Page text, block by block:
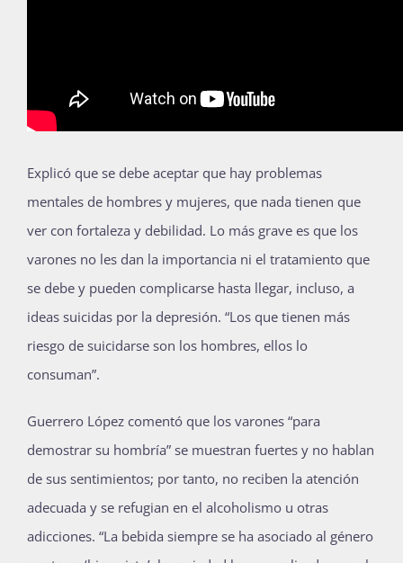
Explicó que se debe aceptar que hay problemas
mentales de hombres y mujeres, que nada tienen que
ver con fortaleza y debilidad. Lo más grave es que los
varones no les dan la importancia ni el tratamiento que
se debe y pueden complicarse hasta llegar, incluso, a
ideas suicidas por la depresión. “Los que tienen más
riesgo de suicidarse son los hombres, ellos lo
consuman”.
Guerrero López comentó que los varones “para
demostrar su hombría” se muestran fuertes y no hablan
de sus sentimientos; por tanto, no reciben la atención
adecuada y se refugian en el alcoholismo u otras
adicciones. “La bebida siempre se ha asociado al género